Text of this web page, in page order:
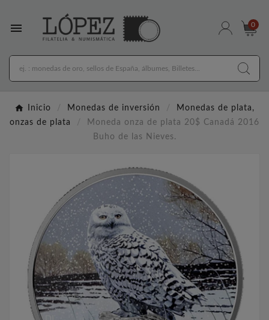
 0
Inicio Monedas de inversión
Monedas de plata,
onzas de plata
Moneda onza de plata 20$ Canadá 2016
Buho de las Nieves.